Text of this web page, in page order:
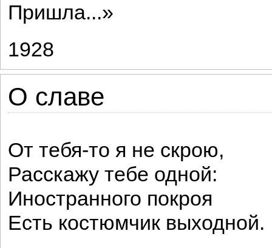
Пришла...»
1928
О славе
От тебя-то я не скрою,
Расскажу тебе одной:
Иностранного покроя
Есть костюмчик выходной.